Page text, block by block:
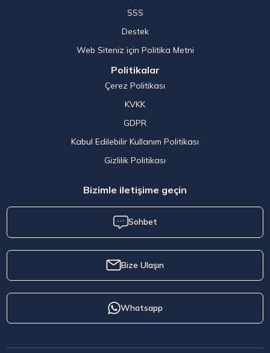
SSS
Destek
Web Siteniz için Politika Metni
Politikalar
Çerez Politikası
KVKK
GDPR
Kabul Edilebilir Kullanım Politikası
Gizlilik Politikası
Bizimle iletişime geçin
Sohbet
Bize Ulaşın
Whatsapp